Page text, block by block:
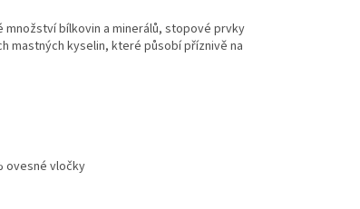
bílkovin a minerálů, stopové prvky
mastných kyselin, které působí příznivě na
ovesné vločky